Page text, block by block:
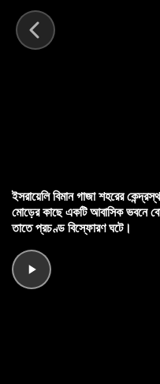
ইসরায়েলি বিমান গাজা শহরের
মোড়ের কাছে একটি আবাসিক ভবনে
তাতে প্রচণ্ড বিস্ফোরণ ঘটে।